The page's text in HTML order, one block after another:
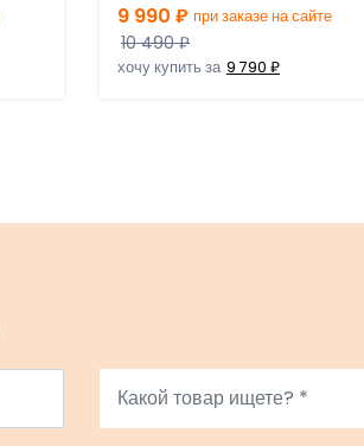
9 990 ₽ при заказе на сайте
10 490 ₽
хочу купить за 9 790 ₽